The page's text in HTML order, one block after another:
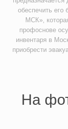
обеспечить его
МСК»,
профоснове
инвентаря в
приобрести
На